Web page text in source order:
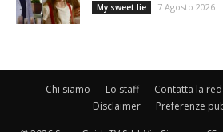
My sweet lie 7 Agosto 2026
Chi siamo Lo staff Contatta la
Disclaimer
Preferenze